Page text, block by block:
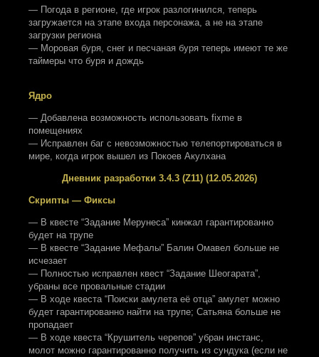
— Погода в регионе, где игрок разлогинился, теперь
загружается на этапе входа персонажа, а не на этапе
загрузки региона
— Моровая буря, снег и песчаная буря теперь имеют те же
таймеры что буря и дождь
Ядро
— Добавлена возможность использовать fixme в
помещениях
— Исправлен баг с невозможностью телепортироваться в
мире, когда игрок вышел из Покоев Акулхана
Дневник разработки 3.4.3 (Z11) (12.05.2026)
Скрипты — Фиксы
— В квесте “Задание Мерунеса” кинжал гарантированно
будет на трупе
— В квесте “Задание Мефалы” Балин Омавел больше не
исчезает
— Полностью исправлен квест “Задание Шеогарата”,
убраны все провальные стадии
— В ходе квеста “Поиски амулета её отца” амулет можно
будет гарантированно найти на трупе; Сатьяна больше не
пропадает
— В ходе квеста “Крушитель черепов” убран инстанс,
молот можно гарантированно получить из сундука (если не